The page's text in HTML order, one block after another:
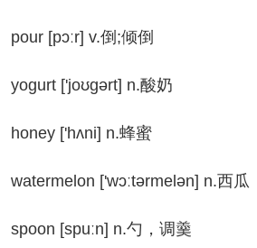
[pɔːr] v.倒;倾倒
['joʊɡərt] n.酸奶
['hʌni] n.蜂蜜
['wɔːtərmelən] n.西瓜
[spuːn] n.勺，调羹